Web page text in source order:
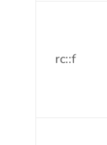
rc::f